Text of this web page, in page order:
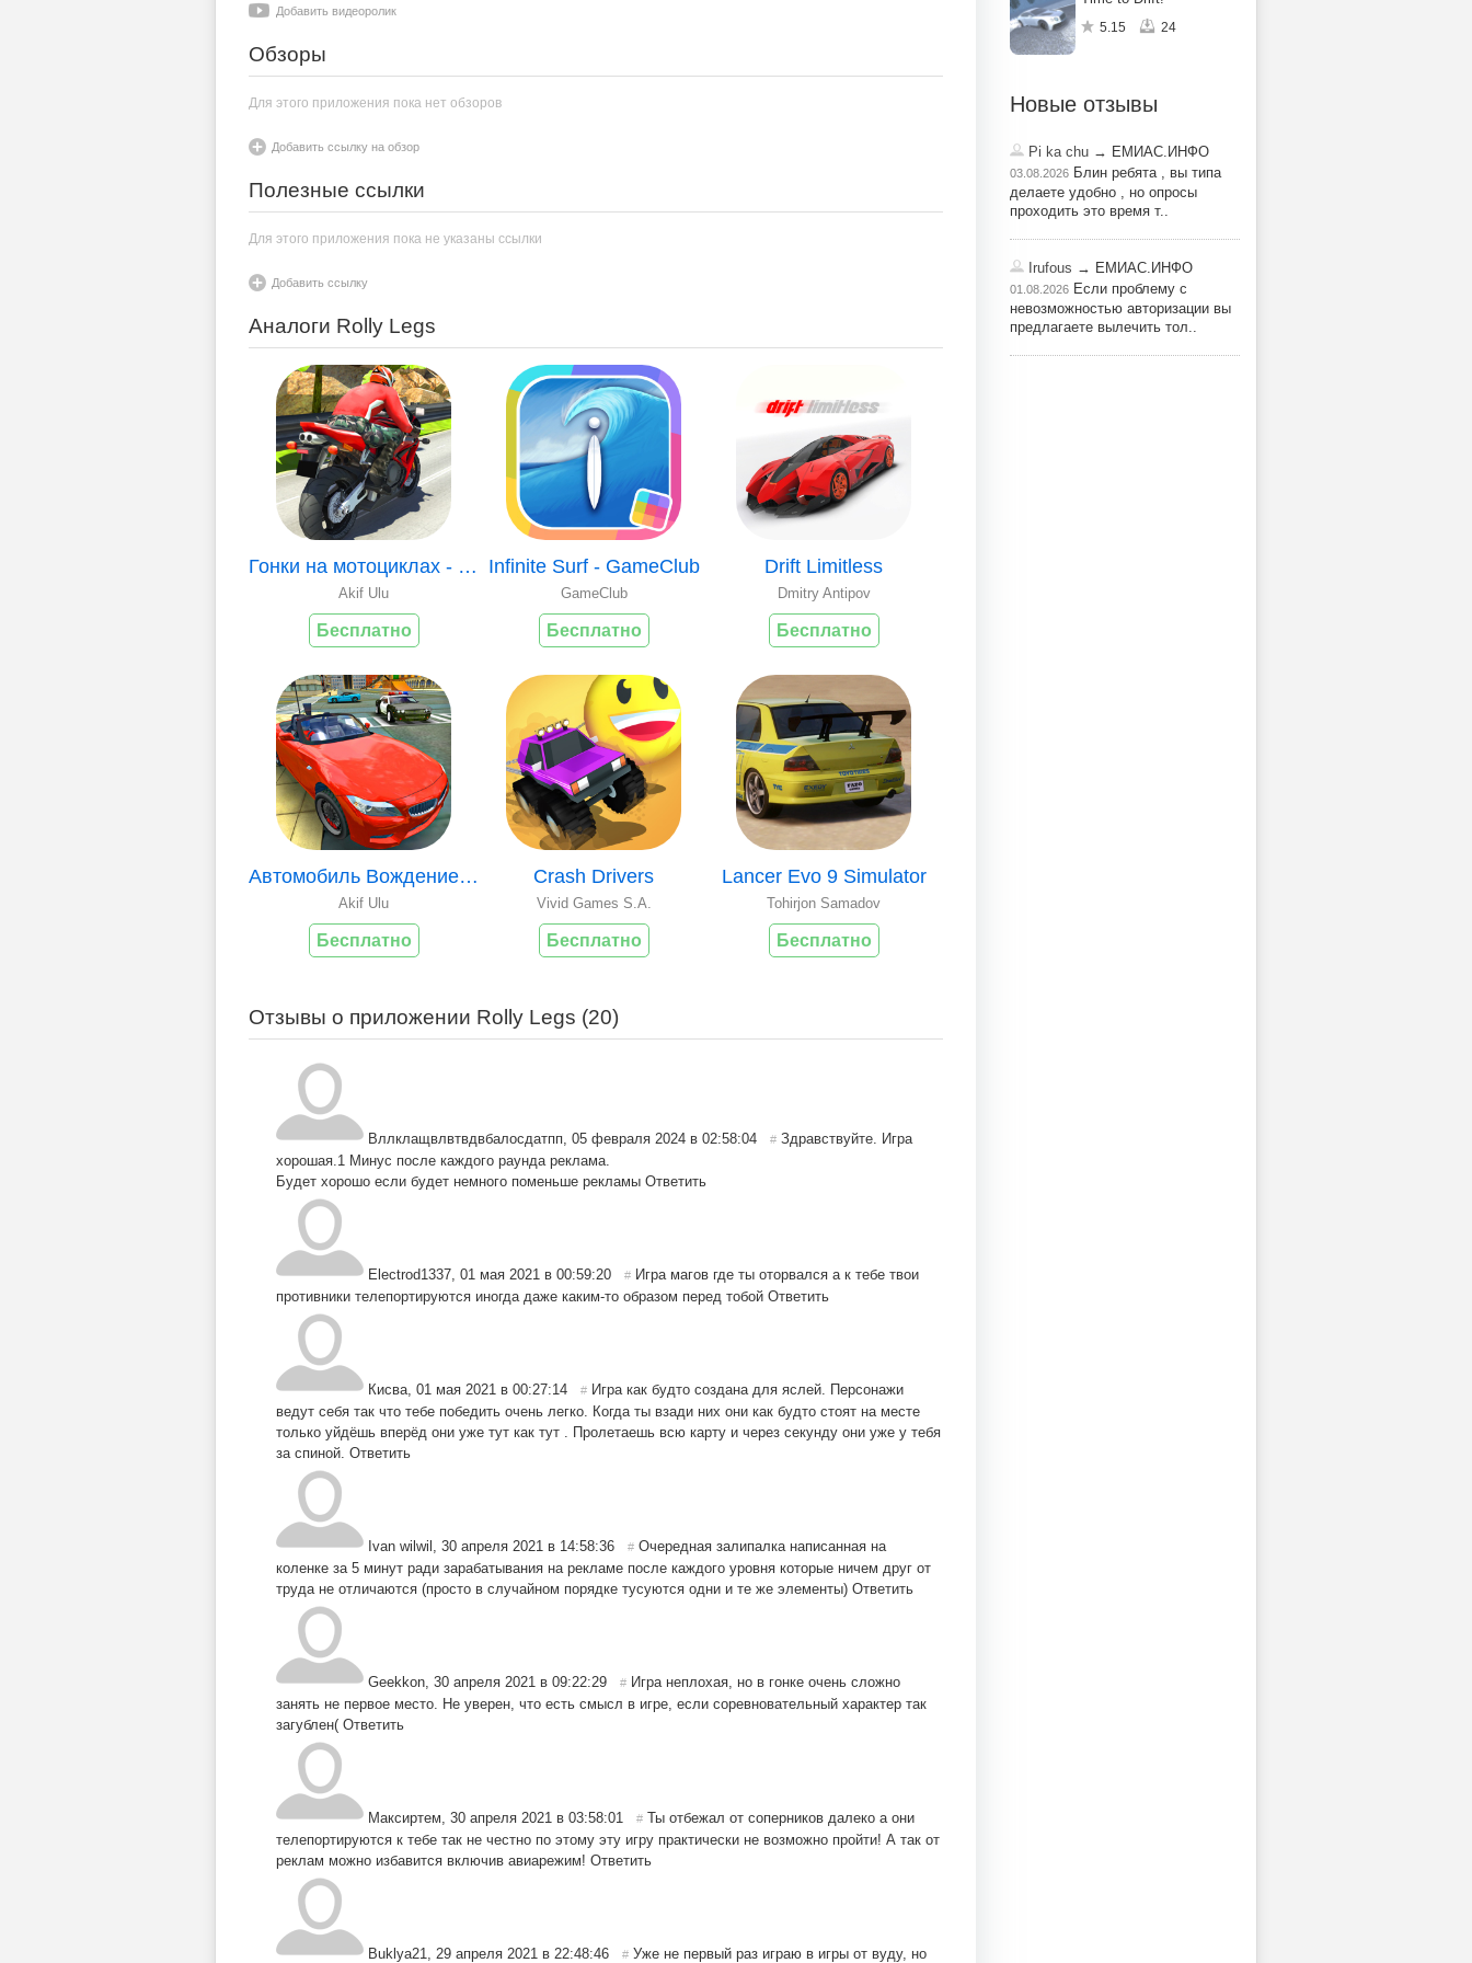
Добавить видеоролик
Обзоры
Для этого приложения пока нет обзоров
Добавить ссылку на обзор
Полезные ссылки
Для этого приложения пока не указаны ссылки
Добавить ссылку
Аналоги Rolly Legs
Гонки на мотоциклах - Moto X
Akif Ulu
Бесплатно
Infinite Surf - GameClub
GameClub
Бесплатно
Drift Limitless
Dmitry Antipov
Бесплатно
Автомобиль Вождение имитатор И
Akif Ulu
Бесплатно
Crash Drivers
Vivid Games S.A.
Бесплатно
Lancer Evo 9 Simulator
Tohirjon Samadov
Бесплатно
Отзывы о приложении Rolly Legs (20)
Вллклащвлвтвдвбалосдатпп, 05 февраля 2024 в 02:58:04 # Здравствуйте. Игра
хорошая.1 Минус после каждого раунда реклама.
Будет хорошо если будет немного поменьше рекламы Ответить
Electrod1337, 01 мая 2021 в 00:59:20 # Игра магов где ты оторвался а к тебе твои
противники телепортируются иногда даже каким-то образом перед тобой Ответить
Кисва, 01 мая 2021 в 00:27:14 # Игра как будто создана для яслей. Персонажи
ведут себя так что тебе победить очень легко. Когда ты взади них они как будто стоят на месте
только уйдёшь вперёд они уже тут как тут . Пролетаешь всю карту и через секунду они уже у тебя
за спиной. Ответить
Ivan wilwil , 30 апреля 2021 в 14:58:36 # Очередная залипалка написанная на
коленке за 5 минут ради зарабатывания на рекламе после каждого уровня которые ничем друг от
труда не отличаются (просто в случайном порядке тусуются одни и те же элементы) Ответить
Geekkon, 30 апреля 2021 в 09:22:29 # Игра неплохая, но в гонке очень сложно
занять не первое место. Не уверен, что есть смысл в игре, если соревновательный характер так
загублен( Ответить
Максиртем, 30 апреля 2021 в 03:58:01 # Ты отбежал от соперников далеко а они
телепортируются к тебе так не честно по этому эту игру практически не возможно пройти! А так от
реклам можно избавится включив авиарежим! Ответить
Buklya21, 29 апреля 2021 в 22:48:46 # Уже не первый раз играю в игры от вуду, но
5.15 24
Новые отзывы
Pi ka chu → ЕМИАС.ИНФО
03.08.2026 Блин ребята , вы типа
делаете удобно , но опросы
проходить это время т..
Irufous → ЕМИАС.ИНФО
01.08.2026 Если проблему с
невозможностью авторизации вы
предлагаете вылечить тол..